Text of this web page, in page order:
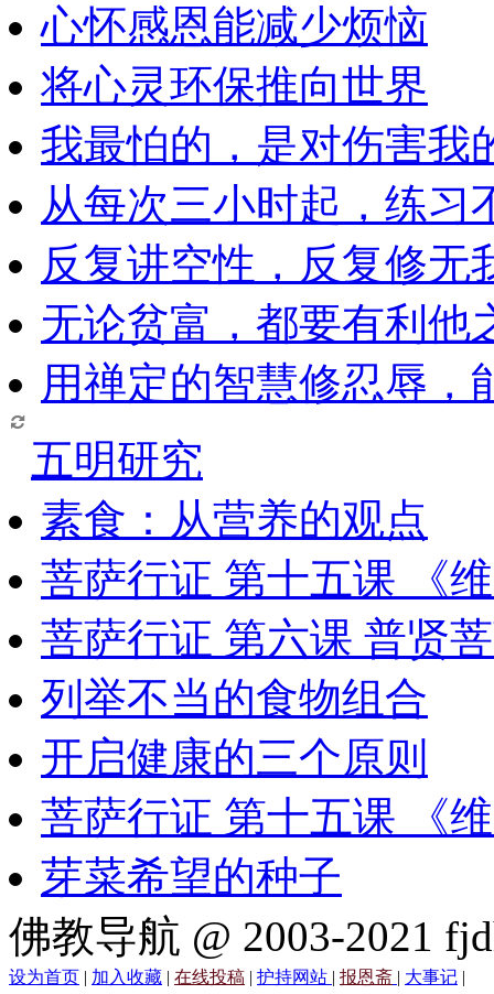
心怀感恩能减少烦恼
将心灵环保推向世界
我最怕的，是对伤害我
从每次三小时起，练习
反复讲空性，反复修无
无论贫富，都要有利他
用禅定的智慧修忍辱，
五明研究
素食：从营养的观点
菩萨行证 第十五课 《
菩萨行证 第六课 普贤
列举不当的食物组合
开启健康的三个原则
菩萨行证 第十五课 《
芽菜希望的种子
佛教导航 @ 2003-2021
设为首页 | 加入收藏 | 在线投稿 | 护持网站 | 报恩斋 | 大事记 |